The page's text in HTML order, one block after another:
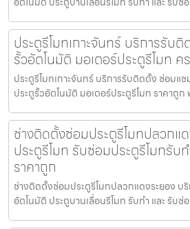
ประตูรีโมทเกาะจันทร์ บริการรับ
รั้วอัตโนมัติ มอเตอร์ประตูรีโมท ค
ประตูรีโมทเกาะจันทร์ บริการรับติดตั้ง ซ่อมแซ
ประตูรั้วอัตโนมัติ มอเตอร์ประตูรีโมท ราคาถูก
ช่างติดตั้งซ่อมประตูรีโมทปลวกแ
ประตูรีโมท รับซ่อมประตูรีโมทรับ
ราคาถูก
ช่างติดตั้งซ่อมประตูรีโมทปลวกแดงระยอง บ
อัตโนมัติ ประตูบานเลื่อนรีโมท รับทำ และ รับซ่